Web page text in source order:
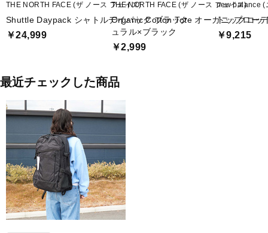
THE NORTH FACE (ザ ノース フェイス)
Shuttle Daypack シャトルデイパック ブラック
￥24,999
THE NORTH FACE (ザ ノース フェイス)
Organic Cotton Tote オーガニックコッ
ュラル×ブラック
￥2,999
new balance (
トップロー
￥9,215
最近チェックした商品